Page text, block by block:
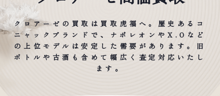
クロアーゼの買取は買取虎福へ。歴史あるコ
ニャックブランドで、ナポレオンやX.Oなど
の上位モデルは安定した需要があります。旧
ボトルや古酒も含めて幅広く査定対応いたし
ます。